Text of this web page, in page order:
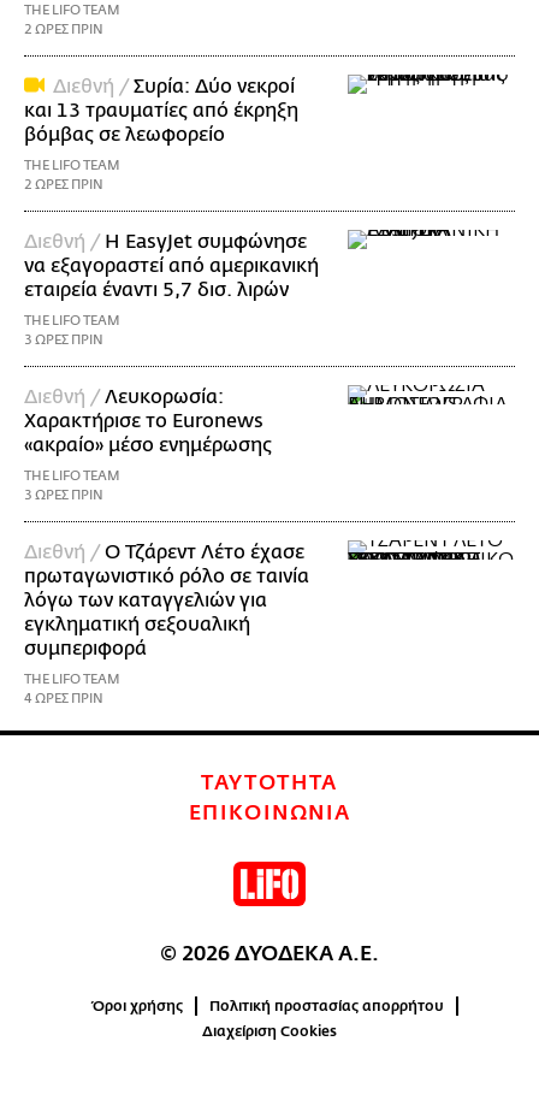
THE LIFO TEAM
2 ΩΡΕΣ ΠΡΙΝ
Διεθνή / Συρία: Δύο νεκροί
και 13 τραυματίες από έκρηξη
βόμβας σε λεωφορείο
THE LIFO TEAM
2 ΩΡΕΣ ΠΡΙΝ
Διεθνή / Η EasyJet συμφώνησε
να εξαγοραστεί από αμερικανική
εταιρεία έναντι 5,7 δισ. λιρών
THE LIFO TEAM
3 ΩΡΕΣ ΠΡΙΝ
Διεθνή / Λευκορωσία:
Χαρακτήρισε το Euronews
«ακραίο» μέσο ενημέρωσης
THE LIFO TEAM
3 ΩΡΕΣ ΠΡΙΝ
Διεθνή / Ο Τζάρεντ Λέτο έχασε
πρωταγωνιστικό ρόλο σε ταινία
λόγω των καταγγελιών για
εγκληματική σεξουαλική
συμπεριφορά
THE LIFO TEAM
4 ΩΡΕΣ ΠΡΙΝ
ΤΑΥΤΟΤΗΤΑ
ΕΠΙΚΟΙΝΩΝΙΑ
© 2026 ΔΥΟΔΕΚΑ Α.Ε.
Όροι χρήσης
Πολιτική προστασίας απορρήτου
Διαχείριση Cookies